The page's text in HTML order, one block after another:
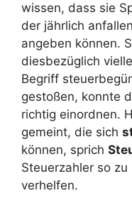
wissen, dass sie
der jährlich
angeben können.
diesbezüglich
Begriff
gestoßen, konnte
richtig einordnen.
gemeint, die sich
können, sprich
Steuerzahler so
verhelfen.